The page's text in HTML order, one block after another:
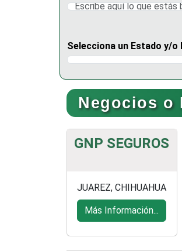
Selecciona un Estado y/
Selecciona un Estado
Negocios o
GNP SEGUROS
JUAREZ, CHIHUAHUA
Más Información...